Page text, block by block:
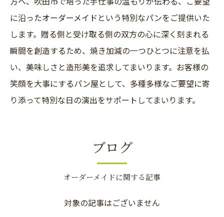
に沿ったオーダーメイドという特別なパンをご提供いた
します。贈る側と受け取る側の双方の心に深く刻まれる
瞬間を創造するため、焼き加減の一つひとつに注意を払
い、美味しさと造形美を追求してまいります。お客様の
笑顔を大事にするパン屋として、多種多様なご要望に寄
り添って特別な日の演出をサポートしてまいります。
ブログ
オーダーメイドに関する記事
対象の記事はございません